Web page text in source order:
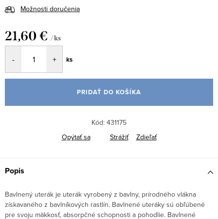
Možnosti doručenia
21,60 € / ks
cena:
ks
PRIDAŤ DO KOŠÍKA
Kód: 431175
Opýtať sa
Strážiť Zdieľať
Popis
Bavlnený uterák je uterák vyrobený z bavlny, prírodného vlákna
získavaného z bavlníkových rastlín. Bavlnené uteráky sú obľúbené
pre svoju mäkkosť, absorpčné schopnosti a pohodlie. Bavlnené